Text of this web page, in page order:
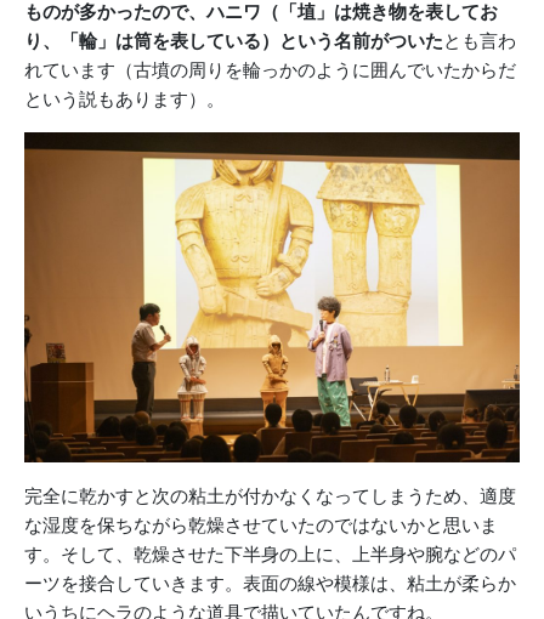
ものが多かったので、ハニワ（「埴」は焼き物を表してお
り、「輪」は筒を表している）という名前がついたとも言わ
れています（古墳の周りを輪っかのように囲んでいたからだ
という説もあります）。
完全に乾かすと次の粘土が付かなくなってしまうため、適度
な湿度を保ちながら乾燥させていたのではないかと思いま
す。そして、乾燥させた下半身の上に、上半身や腕などのパ
ーツを接合していきます。表面の線や模様は、粘土が柔らか
いうちにヘラのような道具で描いていたんですね。